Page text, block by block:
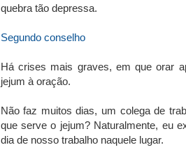
quebra tão depressa.
Segundo conselho
Há crises mais graves, em que orar
jejum à oração.
Não faz muitos dias, um colega de
que serve o jejum? Naturalmente, eu
dia de nosso trabalho naquele lugar.